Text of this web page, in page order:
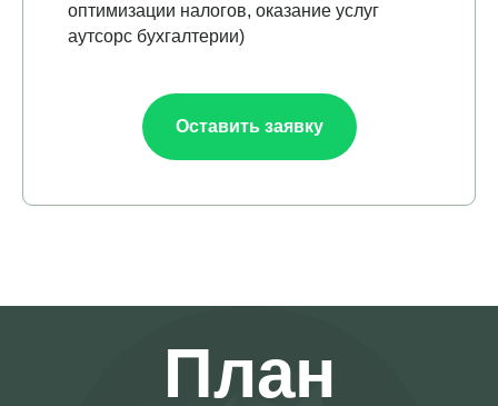
оптимизации налогов, оказание услуг
аутсорс бухгалтерии)
Оставить заявку
План